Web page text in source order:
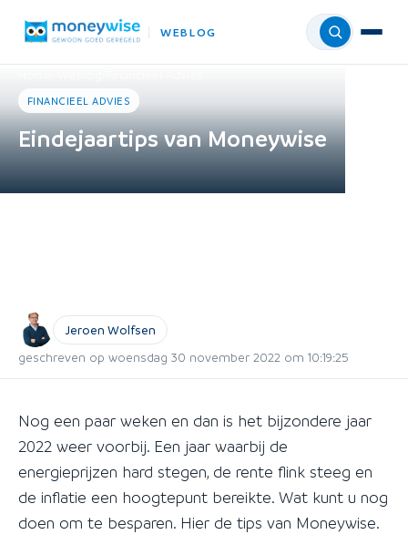
WEBLOG Menu
FINANCIEEL ADVIES
Eindejaartips van Moneywise
Jeroen Wolfsen
geschreven op woensdag 30 november 2022 om 10:19:25
Nog een paar weken en dan is het bijzondere jaar
2022 weer voorbij. Een jaar waarbij de
energieprijzen hard stegen, de rente flink steeg en
de inflatie een hoogtepunt bereikte. Wat kunt u nog
doen om te besparen. Hier de tips van Moneywise.